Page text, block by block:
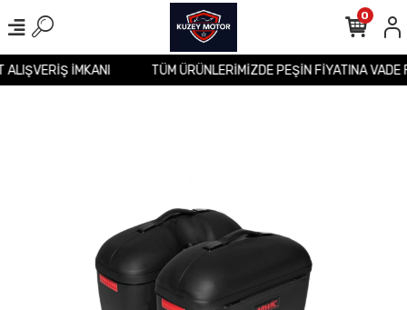
ALIŞVERİŞ İMKANI TÜM ÜRÜNLERİMİZDE PEŞİN FİYATINA
0